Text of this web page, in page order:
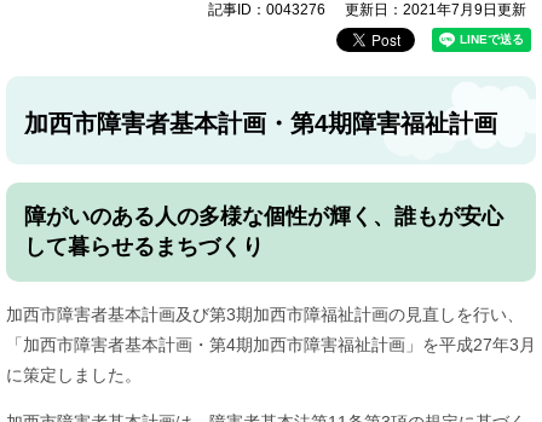
記事ID：0043276 更新日：2021年7月9日更新
加西市障害者基本計画・第4期障害福祉計画
障がいのある人の多様な個性が輝く、誰もが安心
して暮らせるまちづくり
加西市障害者基本計画及び第3期加西市障福祉計画の見直しを行い、
「加西市障害者基本計画・第4期加西市障害福祉計画」を平成27年3月
に策定しました。